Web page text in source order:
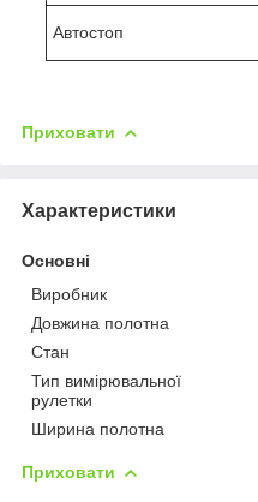
Автостоп
Приховати
Характеристики
Основні
Виробник
Довжина полотна
Стан
Тип вимірювальної
рулетки
Ширина полотна
Приховати